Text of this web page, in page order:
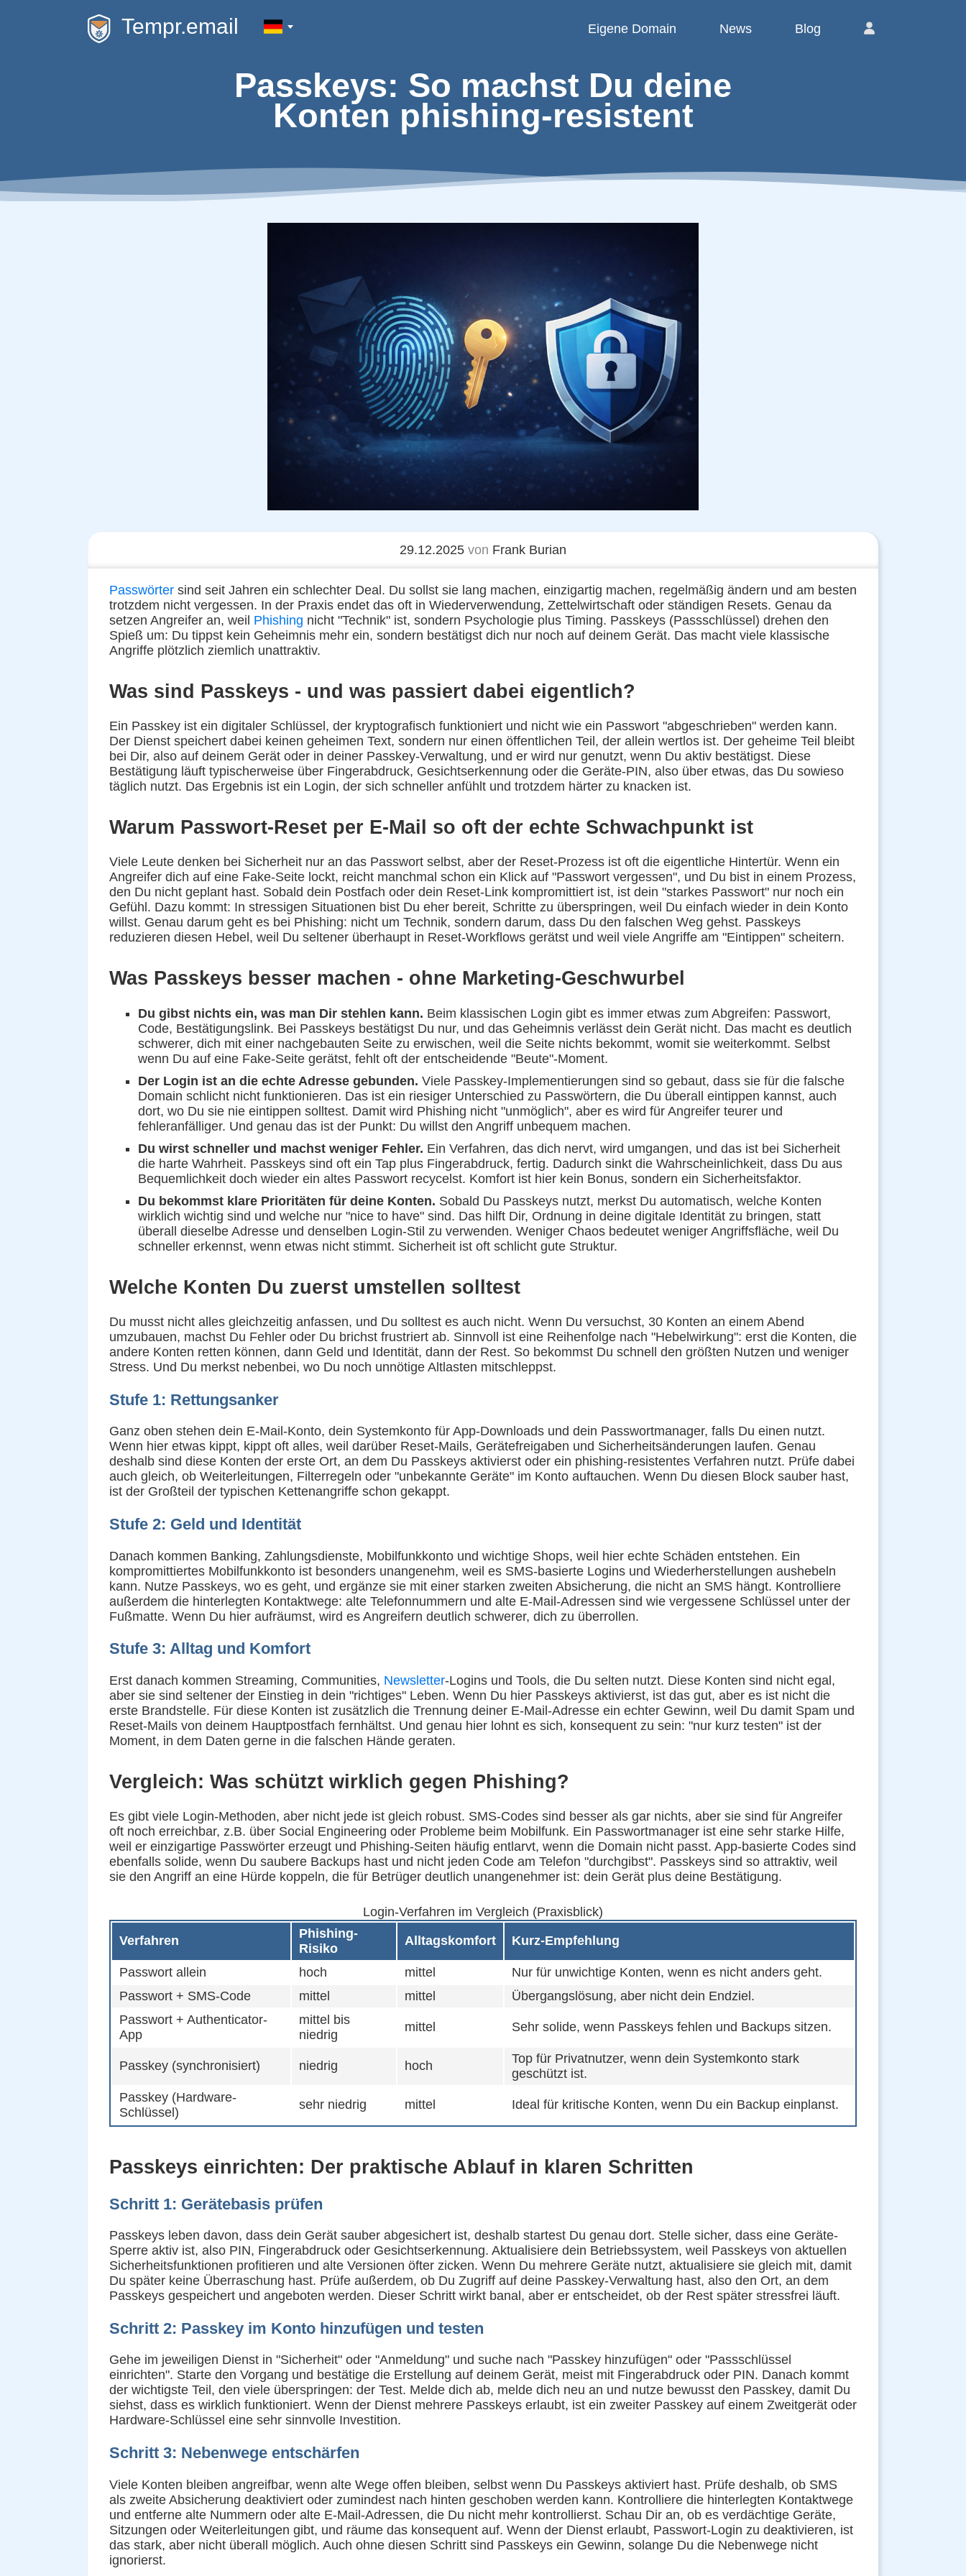
Tempr.email Eigene Domain News Blog
Passkeys: So machst Du deine
Konten phishing-resistent
29.12.2025 von Frank Burian
Passwörter sind seit Jahren ein schlechter Deal. Du sollst sie lang machen, einzigartig machen, regelmäßig ändern und am besten
trotzdem nicht vergessen. In der Praxis endet das oft in Wiederverwendung, Zettelwirtschaft oder ständigen Resets. Genau da
setzen Angreifer an, weil Phishing nicht "Technik" ist, sondern Psychologie plus Timing. Passkeys (Passschlüssel) drehen den
Spieß um: Du tippst kein Geheimnis mehr ein, sondern bestätigst dich nur noch auf deinem Gerät. Das macht viele klassische
Angriffe plötzlich ziemlich unattraktiv.
Was sind Passkeys - und was passiert dabei eigentlich?
Ein Passkey ist ein digitaler Schlüssel, der kryptografisch funktioniert und nicht wie ein Passwort "abgeschrieben" werden kann.
Der Dienst speichert dabei keinen geheimen Text, sondern nur einen öffentlichen Teil, der allein wertlos ist. Der geheime Teil bleibt
bei Dir, also auf deinem Gerät oder in deiner Passkey-Verwaltung, und er wird nur genutzt, wenn Du aktiv bestätigst. Diese
Bestätigung läuft typischerweise über Fingerabdruck, Gesichtserkennung oder die Geräte-PIN, also über etwas, das Du sowieso
täglich nutzt. Das Ergebnis ist ein Login, der sich schneller anfühlt und trotzdem härter zu knacken ist.
Warum Passwort-Reset per E-Mail so oft der echte Schwachpunkt ist
Viele Leute denken bei Sicherheit nur an das Passwort selbst, aber der Reset-Prozess ist oft die eigentliche Hintertür. Wenn ein
Angreifer dich auf eine Fake-Seite lockt, reicht manchmal schon ein Klick auf "Passwort vergessen", und Du bist in einem Prozess,
den Du nicht geplant hast. Sobald dein Postfach oder dein Reset-Link kompromittiert ist, ist dein "starkes Passwort" nur noch ein
Gefühl. Dazu kommt: In stressigen Situationen bist Du eher bereit, Schritte zu überspringen, weil Du einfach wieder in dein Konto
willst. Genau darum geht es bei Phishing: nicht um Technik, sondern darum, dass Du den falschen Weg gehst. Passkeys
reduzieren diesen Hebel, weil Du seltener überhaupt in Reset-Workflows gerätst und weil viele Angriffe am "Eintippen" scheitern.
Was Passkeys besser machen - ohne Marketing-Geschwurbel
Du gibst nichts ein, was man Dir stehlen kann. Beim klassischen Login gibt es immer etwas zum Abgreifen: Passwort,
Code, Bestätigungslink. Bei Passkeys bestätigst Du nur, und das Geheimnis verlässt dein Gerät nicht. Das macht es deutlich
schwerer, dich mit einer nachgebauten Seite zu erwischen, weil die Seite nichts bekommt, womit sie weiterkommt. Selbst
wenn Du auf eine Fake-Seite gerätst, fehlt oft der entscheidende "Beute"-Moment.
Der Login ist an die echte Adresse gebunden. Viele Passkey-Implementierungen sind so gebaut, dass sie für die falsche
Domain schlicht nicht funktionieren. Das ist ein riesiger Unterschied zu Passwörtern, die Du überall eintippen kannst, auch
dort, wo Du sie nie eintippen solltest. Damit wird Phishing nicht "unmöglich", aber es wird für Angreifer teurer und
fehleranfälliger. Und genau das ist der Punkt: Du willst den Angriff unbequem machen.
Du wirst schneller und machst weniger Fehler. Ein Verfahren, das dich nervt, wird umgangen, und das ist bei Sicherheit
die harte Wahrheit. Passkeys sind oft ein Tap plus Fingerabdruck, fertig. Dadurch sinkt die Wahrscheinlichkeit, dass Du aus
Bequemlichkeit doch wieder ein altes Passwort recycelst. Komfort ist hier kein Bonus, sondern ein Sicherheitsfaktor.
Du bekommst klare Prioritäten für deine Konten. Sobald Du Passkeys nutzt, merkst Du automatisch, welche Konten
wirklich wichtig sind und welche nur "nice to have" sind. Das hilft Dir, Ordnung in deine digitale Identität zu bringen, statt
überall dieselbe Adresse und denselben Login-Stil zu verwenden. Weniger Chaos bedeutet weniger Angriffsfläche, weil Du
schneller erkennst, wenn etwas nicht stimmt. Sicherheit ist oft schlicht gute Struktur.
Welche Konten Du zuerst umstellen solltest
Du musst nicht alles gleichzeitig anfassen, und Du solltest es auch nicht. Wenn Du versuchst, 30 Konten an einem Abend
umzubauen, machst Du Fehler oder Du brichst frustriert ab. Sinnvoll ist eine Reihenfolge nach "Hebelwirkung": erst die Konten, die
andere Konten retten können, dann Geld und Identität, dann der Rest. So bekommst Du schnell den größten Nutzen und weniger
Stress. Und Du merkst nebenbei, wo Du noch unnötige Altlasten mitschleppst.
Stufe 1: Rettungsanker
Ganz oben stehen dein E-Mail-Konto, dein Systemkonto für App-Downloads und dein Passwortmanager, falls Du einen nutzt.
Wenn hier etwas kippt, kippt oft alles, weil darüber Reset-Mails, Gerätefreigaben und Sicherheitsänderungen laufen. Genau
deshalb sind diese Konten der erste Ort, an dem Du Passkeys aktivierst oder ein phishing-resistentes Verfahren nutzt. Prüfe dabei
auch gleich, ob Weiterleitungen, Filterregeln oder "unbekannte Geräte" im Konto auftauchen. Wenn Du diesen Block sauber hast,
ist der Großteil der typischen Kettenangriffe schon gekappt.
Stufe 2: Geld und Identität
Danach kommen Banking, Zahlungsdienste, Mobilfunkkonto und wichtige Shops, weil hier echte Schäden entstehen. Ein
kompromittiertes Mobilfunkkonto ist besonders unangenehm, weil es SMS-basierte Logins und Wiederherstellungen aushebeln
kann. Nutze Passkeys, wo es geht, und ergänze sie mit einer starken zweiten Absicherung, die nicht an SMS hängt. Kontrolliere
außerdem die hinterlegten Kontaktwege: alte Telefonnummern und alte E-Mail-Adressen sind wie vergessene Schlüssel unter der
Fußmatte. Wenn Du hier aufräumst, wird es Angreifern deutlich schwerer, dich zu überrollen.
Stufe 3: Alltag und Komfort
Erst danach kommen Streaming, Communities, Newsletter-Logins und Tools, die Du selten nutzt. Diese Konten sind nicht egal,
aber sie sind seltener der Einstieg in dein "richtiges" Leben. Wenn Du hier Passkeys aktivierst, ist das gut, aber es ist nicht die
erste Brandstelle. Für diese Konten ist zusätzlich die Trennung deiner E-Mail-Adresse ein echter Gewinn, weil Du damit Spam und
Reset-Mails von deinem Hauptpostfach fernhältst. Und genau hier lohnt es sich, konsequent zu sein: "nur kurz testen" ist der
Moment, in dem Daten gerne in die falschen Hände geraten.
Vergleich: Was schützt wirklich gegen Phishing?
Es gibt viele Login-Methoden, aber nicht jede ist gleich robust. SMS-Codes sind besser als gar nichts, aber sie sind für Angreifer
oft noch erreichbar, z.B. über Social Engineering oder Probleme beim Mobilfunk. Ein Passwortmanager ist eine sehr starke Hilfe,
weil er einzigartige Passwörter erzeugt und Phishing-Seiten häufig entlarvt, wenn die Domain nicht passt. App-basierte Codes sind
ebenfalls solide, wenn Du saubere Backups hast und nicht jeden Code am Telefon "durchgibst". Passkeys sind so attraktiv, weil
sie den Angriff an eine Hürde koppeln, die für Betrüger deutlich unangenehmer ist: dein Gerät plus deine Bestätigung.
Login-Verfahren im Vergleich (Praxisblick)
Verfahren
Phishing-
Risiko
Alltagskomfort Kurz-Empfehlung
Passwort allein hoch mittel
Nur für unwichtige Konten, wenn es nicht anders geht.
Passwort + SMS-Code
mittel mittel
Übergangslösung, aber nicht dein Endziel.
Passwort + Authenticator-
App
mittel bis
niedrig
mittel Sehr solide, wenn Passkeys fehlen und Backups sitzen.
Passkey (synchronisiert) niedrig hoch
Top für Privatnutzer, wenn dein Systemkonto stark
geschützt ist.
Passkey (Hardware-
Schlüssel)
sehr niedrig mittel Ideal für kritische Konten, wenn Du ein Backup einplanst.
Passkeys einrichten: Der praktische Ablauf in klaren Schritten
Schritt 1: Gerätebasis prüfen
Passkeys leben davon, dass dein Gerät sauber abgesichert ist, deshalb startest Du genau dort. Stelle sicher, dass eine Geräte-
Sperre aktiv ist, also PIN, Fingerabdruck oder Gesichtserkennung. Aktualisiere dein Betriebssystem, weil Passkeys von aktuellen
Sicherheitsfunktionen profitieren und alte Versionen öfter zicken. Wenn Du mehrere Geräte nutzt, aktualisiere sie gleich mit, damit
Du später keine Überraschung hast. Prüfe außerdem, ob Du Zugriff auf deine Passkey-Verwaltung hast, also den Ort, an dem
Passkeys gespeichert und angeboten werden. Dieser Schritt wirkt banal, aber er entscheidet, ob der Rest später stressfrei läuft.
Schritt 2: Passkey im Konto hinzufügen und testen
Gehe im jeweiligen Dienst in "Sicherheit" oder "Anmeldung" und suche nach "Passkey hinzufügen" oder "Passschlüssel
einrichten". Starte den Vorgang und bestätige die Erstellung auf deinem Gerät, meist mit Fingerabdruck oder PIN. Danach kommt
der wichtigste Teil, den viele überspringen: der Test. Melde dich ab, melde dich neu an und nutze bewusst den Passkey, damit Du
siehst, dass es wirklich funktioniert. Wenn der Dienst mehrere Passkeys erlaubt, ist ein zweiter Passkey auf einem Zweitgerät oder
Hardware-Schlüssel eine sehr sinnvolle Investition.
Schritt 3: Nebenwege entschärfen
Viele Konten bleiben angreifbar, wenn alte Wege offen bleiben, selbst wenn Du Passkeys aktiviert hast. Prüfe deshalb, ob SMS
als zweite Absicherung deaktiviert oder zumindest nach hinten geschoben werden kann. Kontrolliere die hinterlegten Kontaktwege
und entferne alte Nummern oder alte E-Mail-Adressen, die Du nicht mehr kontrollierst. Schau Dir an, ob es verdächtige Geräte,
Sitzungen oder Weiterleitungen gibt, und räume das konsequent auf. Wenn der Dienst erlaubt, Passwort-Login zu deaktivieren, ist
das stark, aber nicht überall möglich. Auch ohne diesen Schritt sind Passkeys ein Gewinn, solange Du die Nebenwege nicht
ignorierst.